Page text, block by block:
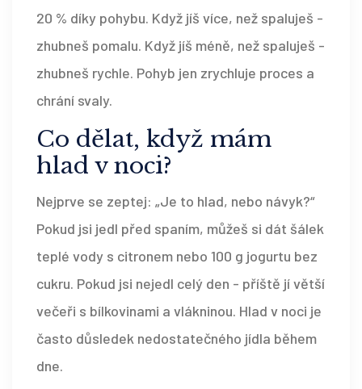
20 % díky pohybu. Když jíš více, než spaluješ -
zhubneš pomalu. Když jíš méně, než spaluješ -
zhubneš rychle. Pohyb jen zrychluje proces a
chrání svaly.
Co dělat, když mám
hlad v noci?
Nejprve se zeptej: „Je to hlad, nebo návyk?“
Pokud jsi jedl před spaním, můžeš si dát šálek
teplé vody s citronem nebo 100 g jogurtu bez
cukru. Pokud jsi nejedl celý den - příště jí větší
večeři s bílkovinami a vlákninou. Hlad v noci je
často důsledek nedostatečného jídla během
dne.